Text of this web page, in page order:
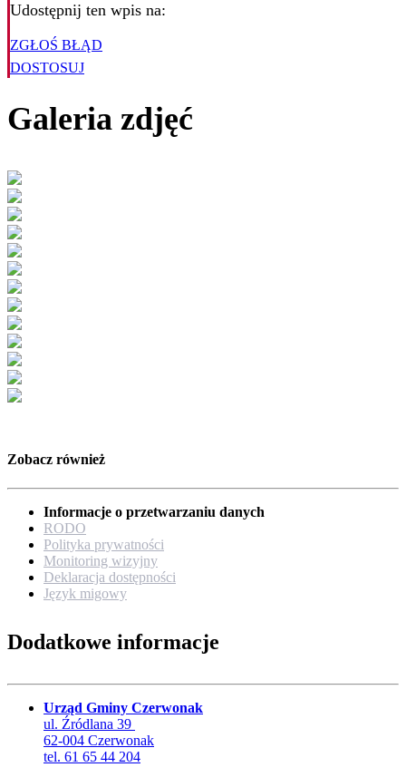
Udostępnij ten wpis na:
ZGŁOŚ BŁĄD
DOSTOSUJ
Galeria zdjęć
Zobacz również
Informacje o przetwarzaniu danych
RODO
Polityka prywatności
Monitoring wizyjny
Deklaracja dostępności
Język migowy
Dodatkowe informacje
Urząd Gminy Czerwonak
ul. Źródlana 39
62-004 Czerwonak
tel. 61 65 44 204